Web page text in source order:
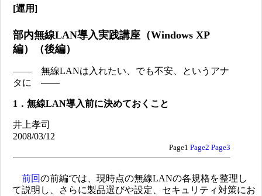
[運用]
部内無線LAN導入実践講座（Windows XP
編）（後編）
―― 無線LANは入れたい、でも不安、というアナ
タに ――
1．無線LAN導入前に決めておくこと
井上孝司
2008/03/12
Page1 Page2 Page3
前回の前編では、現時点の無線LANの各規格を整理し
て説明し、さらに製品選びや設定、セキュリティ対策にお